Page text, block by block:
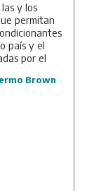
y los
permitan
país y el
por el
Brown